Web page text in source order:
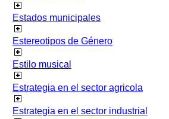
Estados municipales
Estereotipos de Género
Estilo musical
Estrategia en el sector agricola
Estrategia en el sector industrial